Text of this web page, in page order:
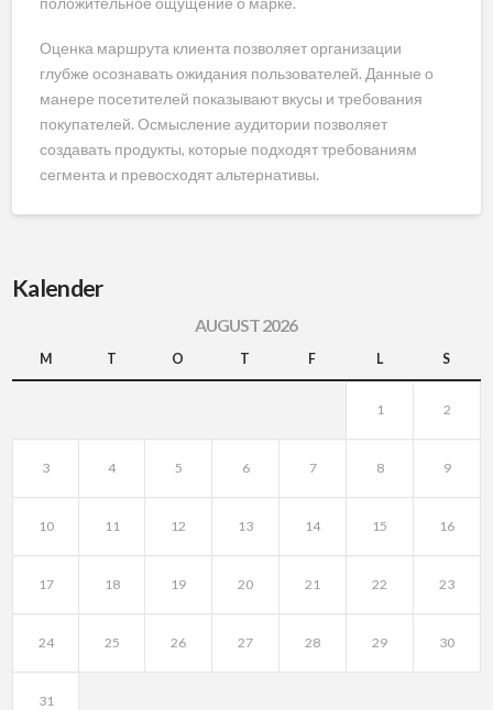
Оценка маршрута клиента позволяет организации
глубже осознавать ожидания пользователей. Данные о
манере посетителей показывают вкусы и требования
покупателей. Осмысление аудитории позволяет
создавать продукты, которые подходят требованиям
сегмента и превосходят альтернативы.
Kalender
AUGUST 2026
M T O T F L S
1 2
3 4 5 6 7 8 9
10 11 12 13 14 15 16
17 18 19 20 21 22 23
24 25 26 27 28 29 30
31